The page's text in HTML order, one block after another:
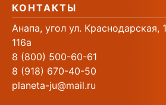
КОНТАКТЫ
Анапа, угол ул. Краснодарская,
116а
8 (800) 500-60-61
8 (918) 670-40-50
planeta-ju@mail.ru